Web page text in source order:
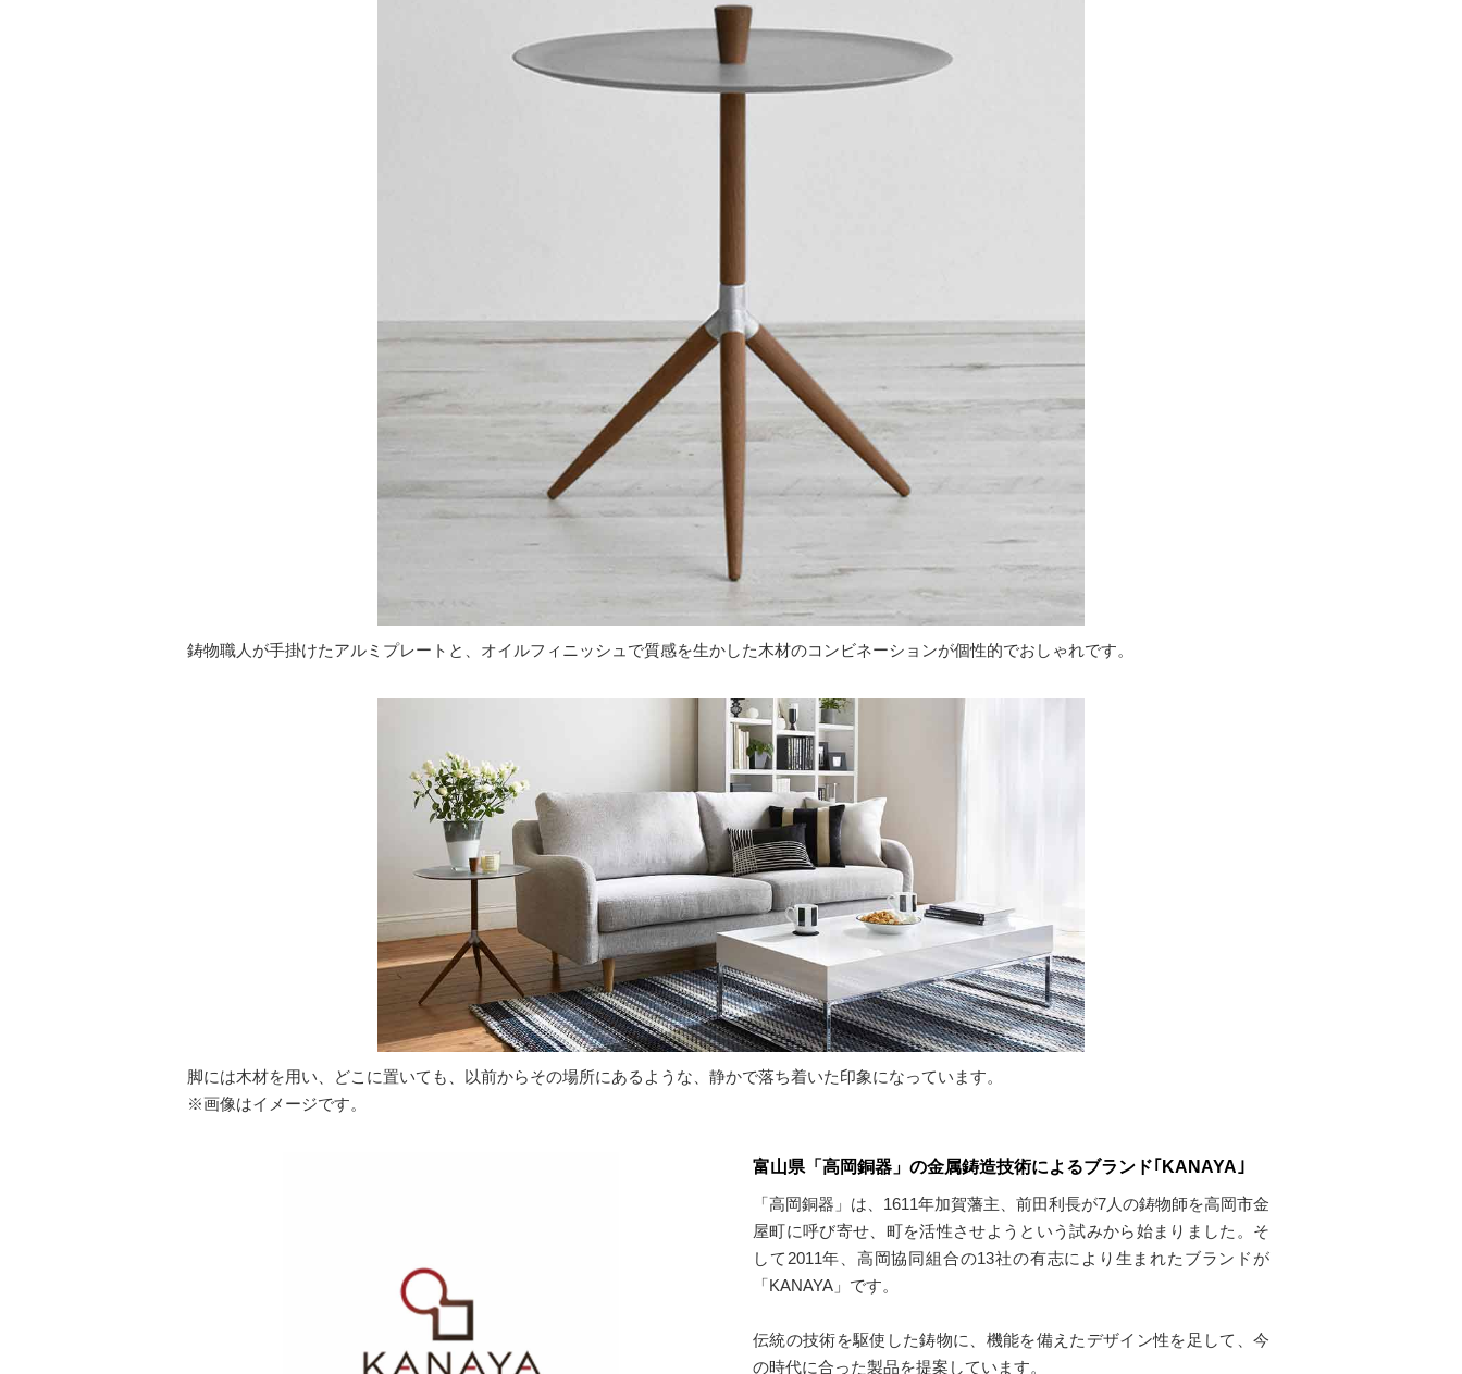
鋳物職人が手掛けたアルミプレートと、オイルフィニッシュで質感を生かした木材のコンビネーションが個性的でおしゃれです。
脚には木材を用い、どこに置いても、以前からその場所にあるような、静かで落ち着いた印象になっています。
※画像はイメージです。
富山県「高岡銅器」の金属鋳造技術によるブランド｢KANAYA｣
「高岡銅器」は、1611年加賀藩主、前田利長が7人の鋳物師を高岡市金
屋町に呼び寄せ、町を活性させようという試みから始まりました。そ
して2011年、高岡協同組合の13社の有志により生まれたブランドが
「KANAYA」です。
伝統の技術を駆使した鋳物に、機能を備えたデザイン性を足して、今
の時代に合った製品を提案しています。